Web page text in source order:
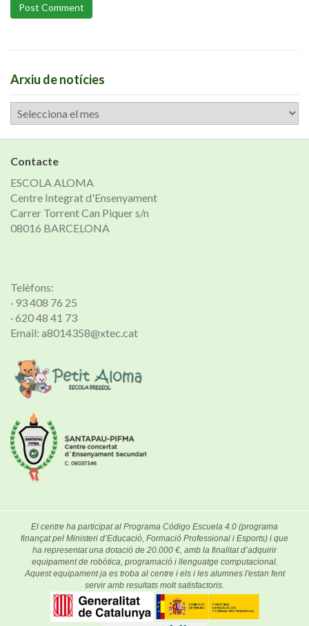
Post Comment
Arxiu de notícies
Arxiu
de
notícies
Contacte
ESCOLA ALOMA
Centre Integrat d'Ensenyament
Carrer Torrent Can Piquer s/n
08016 BARCELONA
Telèfons:
· 93 408 76 25
· 620 48 41 73
Email: a8014358@xtec.cat
El centre ha participat al Programa Código Escuela 4.0 (programa
finançat pel Ministeri d’Educació, Formació Professional i Esports) i que
ha representat una dotació de 20.000 €, amb la finalitat d’adquirir
equipament de robòtica, programació i llenguatge computacional.
Aquest equipament ja es troba al centre i els i les alumnes l'estan fent
servir amb resultats molt satisfactoris.